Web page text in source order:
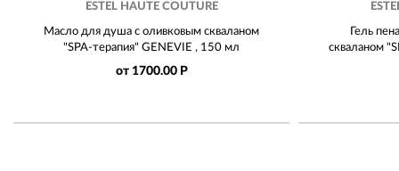
ESTEL HAUTE COUTURE
Масло для душа с оливковым скваланом
"SPA-терапия" GENEVIE , 150 мл
от 1700.00 Р
Гель
скваланом